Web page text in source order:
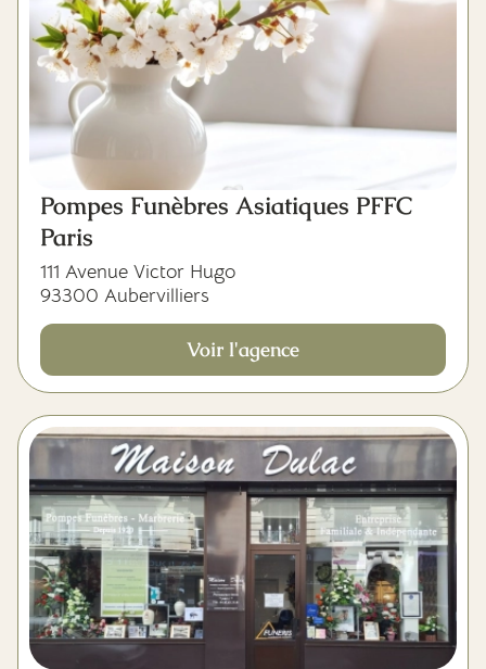
Pompes Funèbres Asiatiques PFFC
Paris
111 Avenue Victor Hugo
93300 Aubervilliers
Voir l'agence